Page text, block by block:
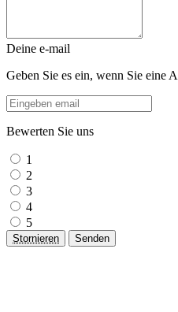
Deine e-mail
Geben Sie es ein, wenn Sie eine
Bewerten Sie uns
1
2
3
4
5
Stornieren Senden